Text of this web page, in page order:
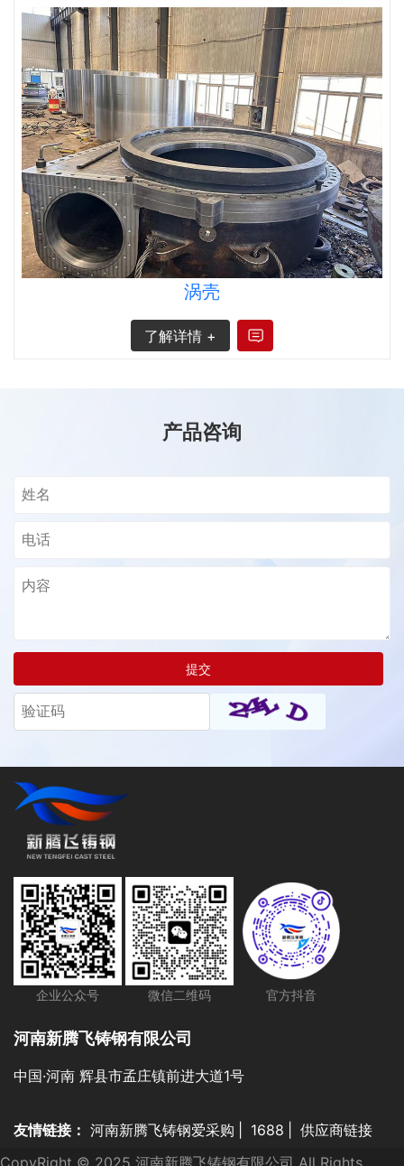
涡壳
了解详情 +
产品咨询
提交
企业公众号 微信二维码 官方抖音
河南新腾飞铸钢有限公司
中国·河南 辉县市孟庄镇前进大道1号
友情链接： 河南新腾飞铸钢爱采购 1688
供应商链接